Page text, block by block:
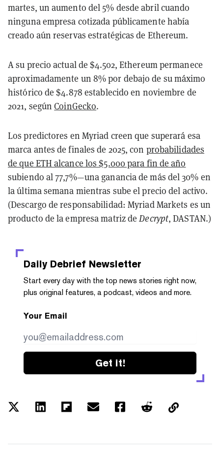
martes, un aumento del 5% desde abril cuando
ninguna empresa cotizada públicamente había
creado aún reservas estratégicas de Ethereum.
A su precio actual de $4.502, Ethereum permanece
aproximadamente un 8% por debajo de su máximo
histórico de $4.878 establecido en noviembre de
2021, segúnCoinGecko.
Los predictores en Myriad creen que superará esa
marca antes de finales de 2025, con probabilidades
de que ETH alcance los $5.000 para fin de año
subiendo al 77,7%—una ganancia de más del 30% en
la última semana mientras sube el precio del activo.
(Descargo de responsabilidad: Myriad Markets es un
producto de la empresa matriz deDecrypt, DASTAN.)
Daily Debrief Newsletter
Start every day with the top news stories right now,
plus original features, a podcast, videos and more.
Your Email
Get it!